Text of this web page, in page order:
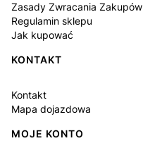
Zasady Zwracania Zakupów
Regulamin sklepu
Jak kupować
KONTAKT
Kontakt
Mapa dojazdowa
MOJE KONTO